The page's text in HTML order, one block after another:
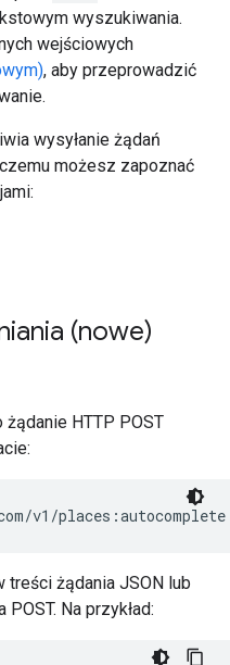
wyszukiwania.
wejściowych
, aby przeprowadzić
wysyłanie żądań
możesz zapoznać
(nowe)
HTTP POST
żądania JSON lub
Na przykład: